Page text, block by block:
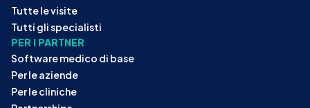
Tutte le visite
Tutti gli specialisti
PER I PARTNER
Software medico di base
Per le aziende
Per le cliniche